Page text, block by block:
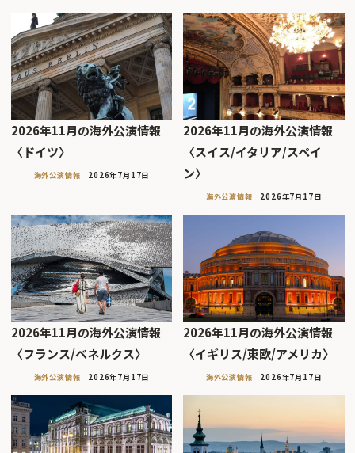
2026年11月の海外公演情報
〈ドイツ〉
海外公演情報 2026年7月17日
2026年11月の海外公演情報
〈スイス/イタリア/スペイ
ン〉
海外公演情報 2026年7月17日
2026年11月の海外公演情報
〈フランス/ベネルクス〉
海外公演情報 2026年7月17日
2026年11月の海外公演情報
〈イギリス/東欧/アメリカ〉
海外公演情報 2026年7月17日